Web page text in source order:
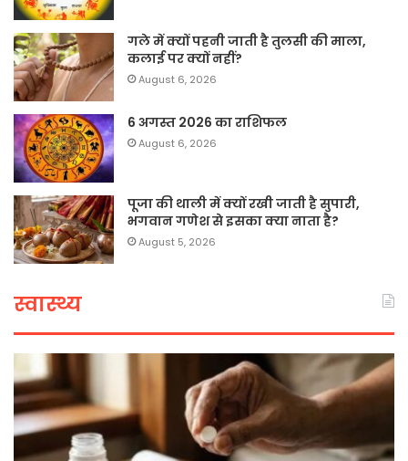
गले में क्यों पहनी जाती है तुलसी की माला,
कलाई पर क्यों नहीं?
August 6, 2026
6 अगस्त 2026 का राशिफल
August 6, 2026
पूजा की थाली में क्यों रखी जाती है सुपारी,
भगवान गणेश से इसका क्या नाता है?
August 5, 2026
स्वास्थ्य